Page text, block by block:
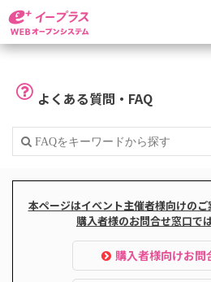
よくある質問・FAQ
本ページはイベント主催者様向けのご
購入者様のお問合せ窓口で
購入者様向けお問